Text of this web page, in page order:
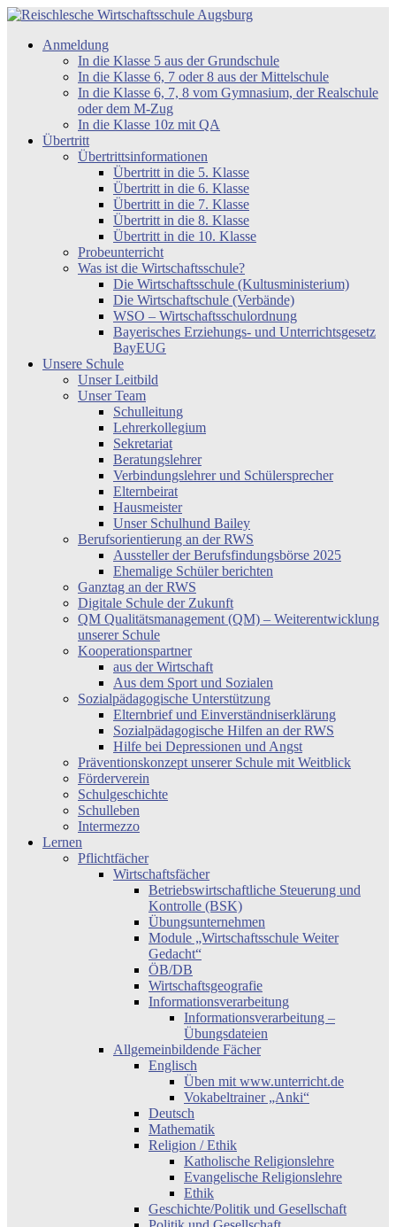
Zum
springen
Reischlesche
Wirtschaftsschule
Anmeldung
In die Klasse 5 aus der Grundschule
In die Klasse 6, 7 oder 8 aus der Mittelschule
In die Klasse 6, 7, 8 vom Gymnasium, der Realschule
oder dem M-Zug
In die Klasse 10z mit QA
Übertritt
Übertrittsinformationen
Übertritt in die 5. Klasse
Übertritt in die 6. Klasse
Übertritt in die 7. Klasse
Übertritt in die 8. Klasse
Übertritt in die 10. Klasse
Probeunterricht
Was ist die Wirtschaftsschule?
Die Wirtschaftsschule (Kultusministerium)
Die Wirtschaftschule (Verbände)
WSO – Wirtschaftsschulordnung
Bayerisches Erziehungs- und Unterrichtsgesetz
BayEUG
Unsere Schule
Unser Leitbild
Unser Team
Schulleitung
Lehrerkollegium
Sekretariat
Beratungslehrer
Verbindungslehrer und Schülersprecher
Elternbeirat
Hausmeister
Unser Schulhund Bailey
Berufsorientierung an der RWS
Aussteller der Berufsfindungsbörse 2025
Ehemalige Schüler berichten
Ganztag an der RWS
Digitale Schule der Zukunft
QM Qualitätsmanagement (QM) – Weiterentwicklung
unserer Schule
Kooperationspartner
aus der Wirtschaft
Aus dem Sport und Sozialen
Sozialpädagogische Unterstützung
Elternbrief und Einverständniserklärung
Sozialpädagogische Hilfen an der RWS
Hilfe bei Depressionen und Angst
Präventionskonzept unserer Schule mit Weitblick
Förderverein
Schulgeschichte
Schulleben
Intermezzo
Lernen
Pflichtfächer
Wirtschaftsfächer
Betriebswirtschaftliche Steuerung und
Kontrolle (BSK)
Übungsunternehmen
Module „Wirtschaftsschule Weiter
Gedacht“
ÖB/DB
Wirtschaftsgeografie
Informationsverarbeitung
Informationsverarbeitung –
Übungsdateien
Allgemeinbildende Fächer
Englisch
Üben mit www.unterricht.de
Vokabeltrainer „Anki“
Deutsch
Mathematik
Religion / Ethik
Katholische Religionslehre
Evangelische Religionslehre
Ethik
Geschichte/Politik und Gesellschaft